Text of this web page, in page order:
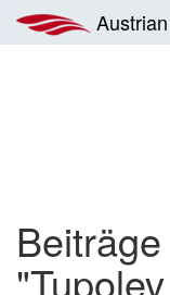
Inhalt
springen